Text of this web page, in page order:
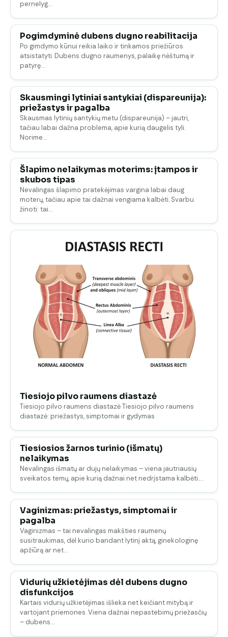
pernelyg…
Pogimdyminė dubens dugno reabilitacija
Po gimdymo kūnui reikia laiko ir tinkamos priežiūros
atsistatyti. Dubens dugno raumenys, palaikę nėštumą ir
patyrę…
Skausmingi lytiniai santykiai (dispareunija):
priežastys ir pagalba
Skausmas lytinių santykių metu (dispareunija) – jautri,
tačiau labai dažna problema, apie kurią daugelis tyli.
Norime…
Šlapimo nelaikymas moterims: įtampos ir
skubos tipas
Nevalingas šlapimo pratekėjimas vargina labai daug
moterų, tačiau apie tai dažnai vengiama kalbėti. Svarbu
žinoti: tai…
Tiesiojo pilvo raumens diastazė
Tiesiojo pilvo raumens diastazė Tiesiojo pilvo raumens
diastazė: priežastys, simptomai ir gydymas
Tiesiosios žarnos turinio (išmatų)
nelaikymas
Nevalingas išmatų ar dujų nelaikymas – viena jautriausių
sveikatos temų, apie kurią dažnai net nedrįstama kalbėti.…
Vaginizmas: priežastys, simptomai ir
pagalba
Vaginizmas – tai nevalingas makšties raumenų
susitraukimas, dėl kurio bandant lytinį aktą, ginekologinę
apžiūrą ar net…
Vidurių užkietėjimas dėl dubens dugno
disfunkcijos
Kartais vidurių užkietėjimas išlieka net keičiant mitybą ir
vartojant priemones. Viena dažnai nepastebimų priežasčių
– dubens…